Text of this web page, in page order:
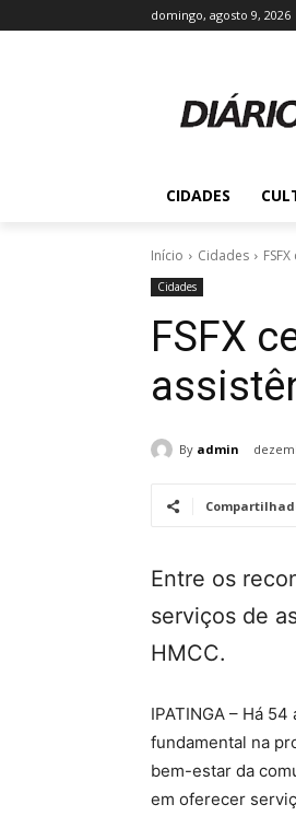
domingo, agosto 9, 2026
CIDADES
Início Cidades
Cidades
FSFX
By admin
Entre os
serviços de
HMCC.
IPATINGA – Há
fundamental na
bem-estar da
em oferecer